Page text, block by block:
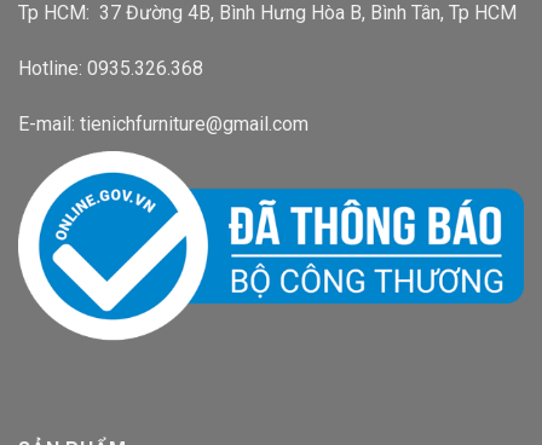
Tp HCM: 37 Đường 4B, Bình Hưng Hòa B, Bình Tân, Tp HCM
Hotline: 0935.326.368
E-mail: tienichfurniture@gmail.com